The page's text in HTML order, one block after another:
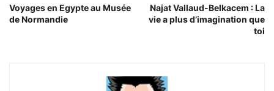
Voyages en Egypte au Musée
de Normandie
Najat Vallaud-Belkacem : La
vie a plus d’imagination que
toi